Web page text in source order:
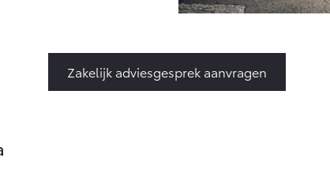
Zakelijk adviesgesprek aanvragen